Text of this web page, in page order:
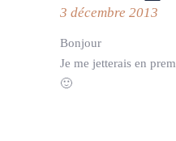
3 décembre 2013
Bonjour
Je me jetterais en
🙂